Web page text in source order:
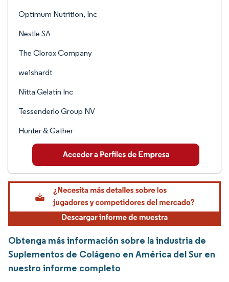
Optimum Nutrition, Inc
Nestle SA
The Clorox Company
weishardt
Nitta Gelatin Inc
Tessenderlo Group NV
Hunter & Gather
Obtenga más información sobre la industria de
Suplementos de Colágeno en América del Sur en
nuestro informe completo